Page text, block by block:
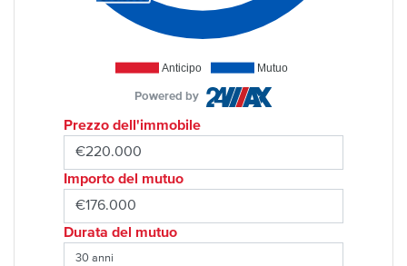
Anticipo Mutuo
Powered by
Prezzo dell'immobile
Importo del mutuo
Durata del mutuo